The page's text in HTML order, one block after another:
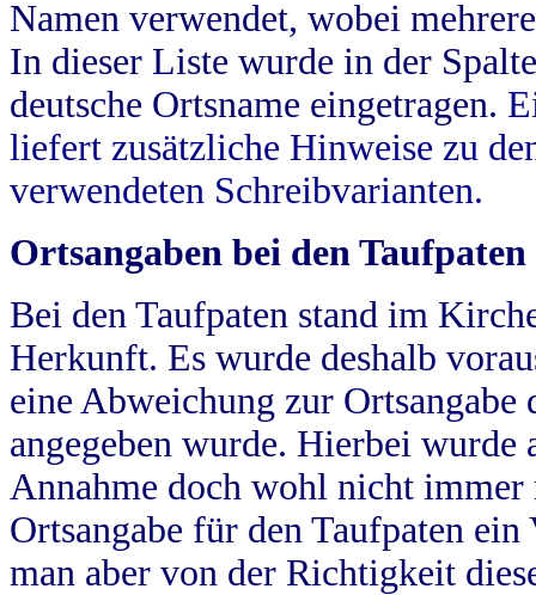
Namen verwendet, wobei
In dieser Liste wurde in der
deutsche Ortsname eingetragen.
liefert zusätzliche Hinweise zu
verwendeten Schreibvarianten.
Ortsangaben bei den Taufpaten
Bei den Taufpaten stand im
Herkunft. Es wurde deshalb
eine Abweichung zur
angegeben wurde. Hierbei wurde
Annahme doch wohl nicht
Ortsangabe für den Taufpaten
man aber von der Richtigkeit